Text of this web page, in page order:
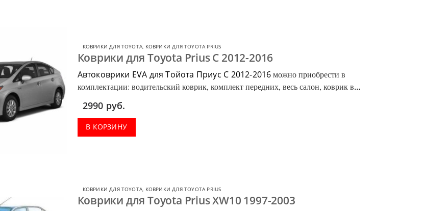
КОВРИКИ ДЛЯ TOYOTA, КОВРИКИ ДЛЯ TOYOTA PRIUS
Коврики для Toyota Prius C 2012-2016
Автоковрики EVA для Тойота Приус C 2012-2016можно приобрести в
комплектации: водительский коврик, комплект передних, весь салон, коврик в
2990 руб.
В КОРЗИНУ
КОВРИКИ ДЛЯ TOYOTA, КОВРИКИ ДЛЯ TOYOTA PRIUS
Коврики для Toyota Prius XW10 1997-2003